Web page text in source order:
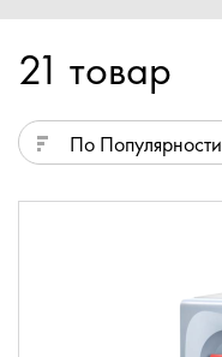
21 товар
По Популярности